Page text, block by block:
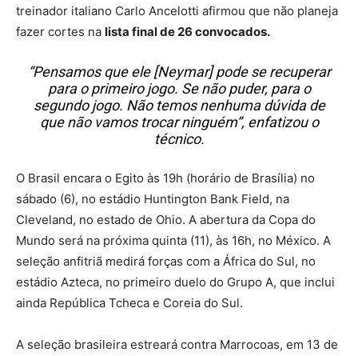
treinador italiano Carlo Ancelotti afirmou que não planeja
fazer cortes na lista final de 26 convocados.
“Pensamos que ele [Neymar] pode se recuperar
para o primeiro jogo. Se não puder, para o
segundo jogo. Não temos nenhuma dúvida de
que não vamos trocar ninguém”, enfatizou o
técnico.
O Brasil encara o Egito às 19h (horário de Brasília) no
sábado (6), no estádio Huntington Bank Field, na
Cleveland, no estado de Ohio. A abertura da Copa do
Mundo será na próxima quinta (11), às 16h, no México. A
seleção anfitriã medirá forças com a África do Sul, no
estádio Azteca, no primeiro duelo do Grupo A, que inclui
ainda República Tcheca e Coreia do Sul.
A seleção brasileira estreará contra Marrocoas, em 13 de